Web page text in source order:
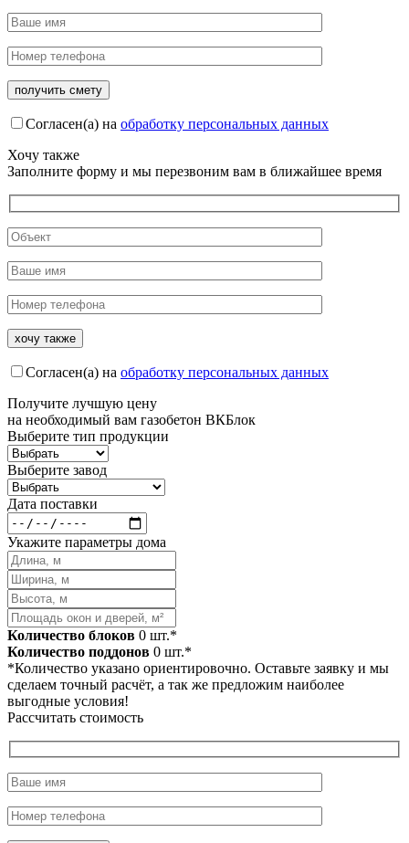
Согласен(а) на обработку персональных данных
Хочу также
Заполните форму и мы перезвоним вам в ближайшее время
Согласен(а) на обработку персональных данных
Получите лучшую цену
на необходимый вам газобетон ВКБлок
Выберите тип продукции
Выберите завод
Дата поставки
Укажите параметры дома
Количество блоков 0 шт.*
Количество поддонов 0 шт.*
*Количество указано ориентировочно. Оставьте заявку и мы
сделаем точный расчёт, а так же предложим наиболее
выгодные условия!
Рассчитать стоимость